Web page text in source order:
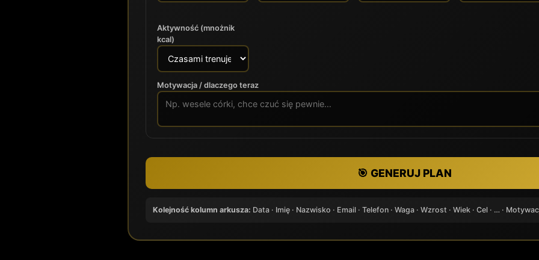
Aktywność (mnożnik
kcal)
Motywacja / dlaczego teraz
🎯 GENERUJ PLAN
Kolejność kolumn arkusza: Data · Imię · Nazwisko · Email · Telefon · Waga · Wzrost · Wiek · Cel · … ·